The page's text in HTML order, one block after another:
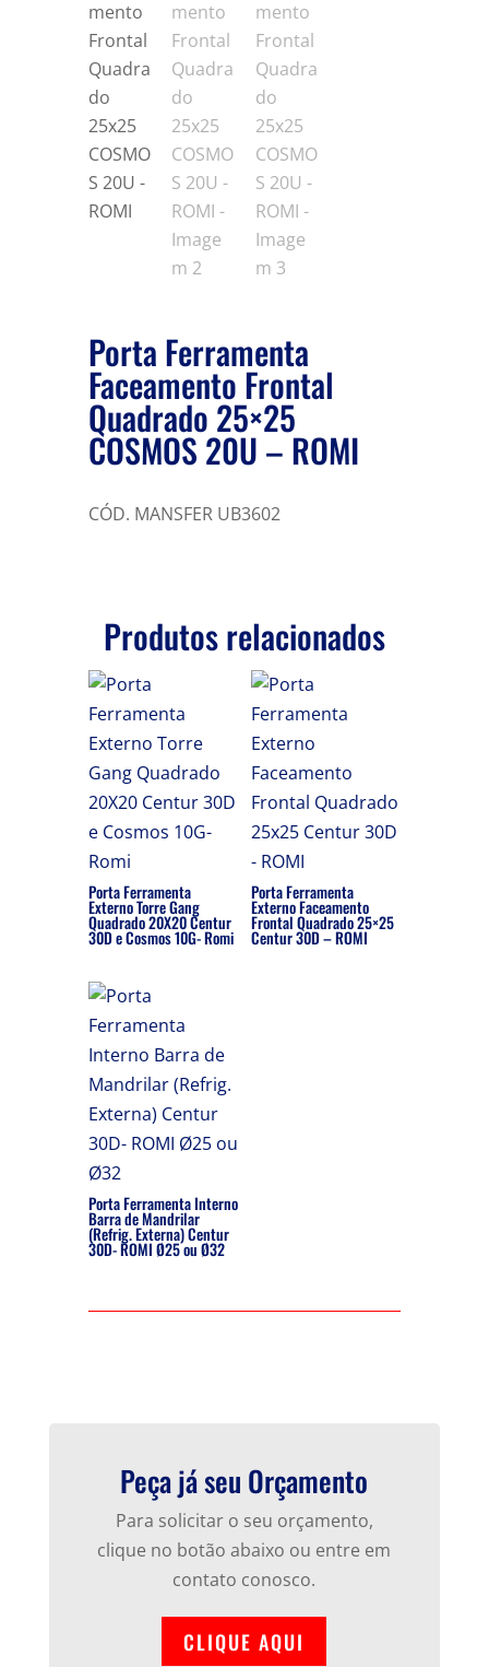
Porta Ferramenta
Faceamento Frontal
Quadrado 25×25
COSMOS 20U – ROMI
CÓD. MANSFER UB3602
Produtos relacionados
Porta Ferramenta
Externo Torre Gang
Quadrado 20X20 Centur
30D e Cosmos 10G- Romi
Porta Ferramenta
Externo Faceamento
Frontal Quadrado 25×25
Centur 30D – ROMI
Porta Ferramenta Interno
Barra de Mandrilar
(Refrig. Externa) Centur
30D- ROMI Ø25 ou Ø32
Peça já seu Orçamento
Para solicitar o seu orçamento,
clique no botão abaixo ou entre em
contato conosco.
CLIQUE AQUI